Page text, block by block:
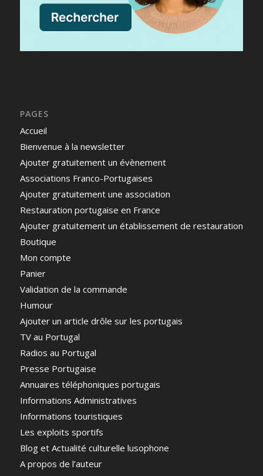
PAGES
Accueil
Bienvenue à la newsletter
Ajouter gratuitement un évènement
Associations Franco-Portugaises
Ajouter gratuitement une association
Restauration portugaise en France
Ajouter gratuitement un établissement de restauration
Boutique
Mon compte
Panier
Validation de la commande
Humour
Ajouter un article drôle sur les portugais
TV au Portugal
Radios au Portugal
Presse Portugaise
Annuaires téléphoniques portugais
Informations Administratives
Informations touristiques
Les exploits sportifs
Blog et Actualité culturelle lusophone
A propos de l’auteur